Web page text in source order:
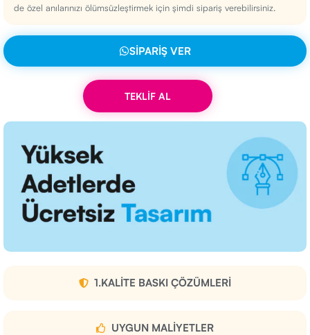
de özel anılarınızı ölümsüzleştirmek için şimdi sipariş verebilirsiniz.
SIPARIŞ VER
TEKLİF AL
1.KALITE BASKI ÇÖZÜMLERI
UYGUN MALIYETLER